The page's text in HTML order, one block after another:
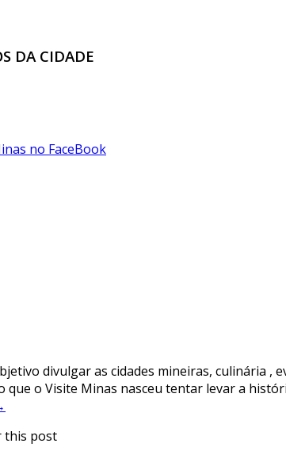
DA CIDADE
no FaceBook
divulgar as cidades mineiras, culinária
que o Visite Minas nasceu tentar levar a
this post